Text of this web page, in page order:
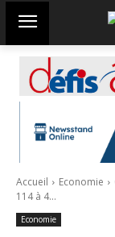
Accueil Economie
114 à 4...
Economie